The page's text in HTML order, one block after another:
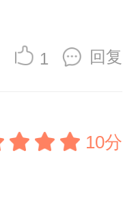
回复
1
10分